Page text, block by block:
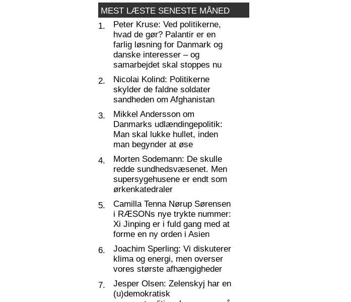
MEST LÆSTE SENESTE MÅNED
1.
Peter Kruse: Ved politikerne,
hvad de gør? Palantir er en
farlig løsning for Danmark og
danske interesser – og
samarbejdet skal stoppes nu
2.
Nicolai Kolind: Politikerne
skylder de faldne soldater
sandheden om Afghanistan
3.
Mikkel Andersson om
Danmarks udlændingepolitik:
Man skal lukke hullet, inden
man begynder at øse
4.
Morten Sodemann: De skulle
redde sundhedsvæsenet. Men
supersygehusene er endt som
ørkenkatedraler
5.
Camilla Tenna Nørup Sørensen
i RÆSONs nye trykte nummer:
Xi Jinping er i fuld gang med at
forme en ny orden i Asien
6.
Joachim Sperling: Vi diskuterer
klima og energi, men overser
vores største afhængigheder
7.
Jesper Olsen: Zelenskyj har en
(u)demokratisk